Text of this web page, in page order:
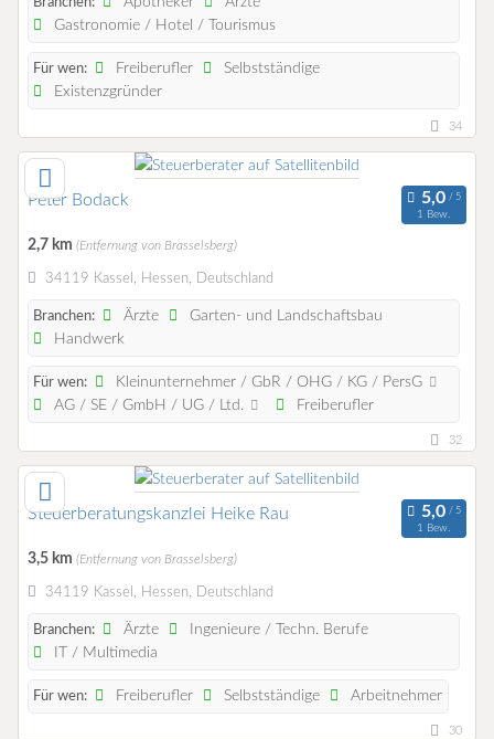
Gastronomie / Hotel / Tourismus
Für wen: Freiberufler
Selbstständige
Existenzgründer
34
Peter Bodack
1 Bew.
2,7 km (Entfernung von Brasselsberg)
34119 Kassel, Hessen, Deutschland
Branchen: Ärzte
Garten- und Landschaftsbau
Handwerk
Für wen:
Kleinunternehmer / GbR / OHG / KG / PersG
AG / SE / GmbH / UG / Ltd.
Freiberufler
32
Steuerberatungskanzlei Heike Rau
1 Bew.
3,5 km (Entfernung von Brasselsberg)
34119 Kassel, Hessen, Deutschland
Branchen: Ärzte
Ingenieure / Techn. Berufe
IT / Multimedia
Für wen: Freiberufler Selbstständige Arbeitnehmer
30